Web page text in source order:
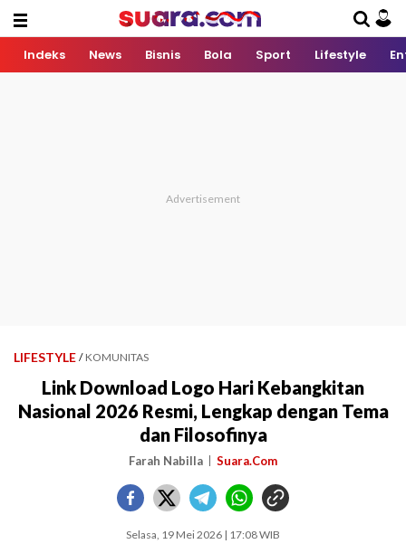
Indeks News Bisnis Bola Sport Lifestyle
LIFESTYLE / KOMUNITAS
Link Download Logo Hari Kebangkitan
Nasional 2026 Resmi, Lengkap dengan Tema
dan Filosofinya
Farah Nabilla Suara.Com
Selasa, 19 Mei 2026 | 17:08 WIB